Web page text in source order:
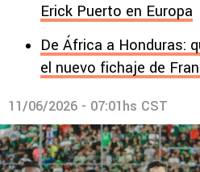
Erick Puerto en Europa
De África a Honduras:
el nuevo fichaje de
11/06/2026 - 07:01hs CST